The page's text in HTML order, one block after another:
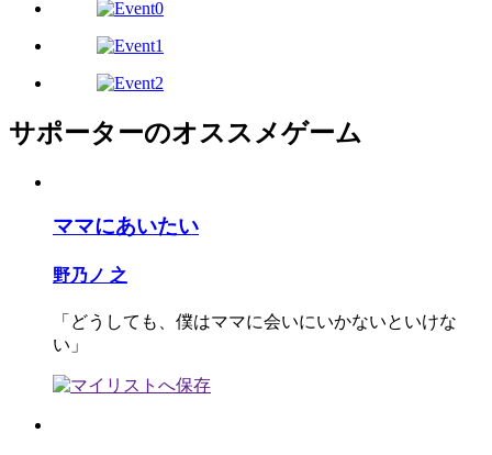
サポーターのオススメゲーム
ママにあいたい
野乃ノ 之
「どうしても、僕はママに会いにいかないといけな
い」